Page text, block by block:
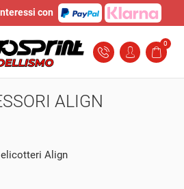
con
0
ALIGN
Align